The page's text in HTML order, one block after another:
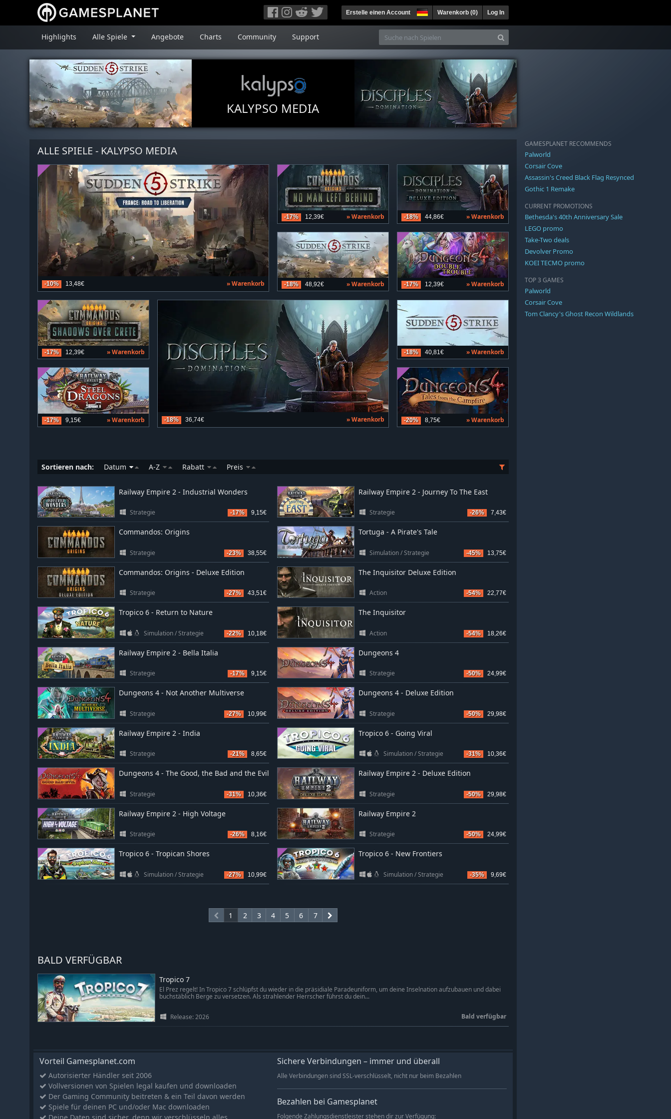
Erstelle einen Account Warenkorb (0) Log In
Highlights Alle Spiele Angebote Charts Community Support
KALYPSO MEDIA
ALLE SPIELE - KALYPSO MEDIA
-10% 13,48€ » Warenkorb
-17% 12,39€ » Warenkorb
-18% 48,92€ » Warenkorb
-18% 44,86€ » Warenkorb
-17% 12,39€ » Warenkorb
-17% 12,39€ » Warenkorb
-17% 9,15€ » Warenkorb -18% 36,74€ » Warenkorb
-18% 40,81€ » Warenkorb
-20% 8,75€ » Warenkorb
Sortieren nach: Datum A-Z Rabatt Preis
Railway Empire 2 - Industrial Wonders
Strategie -17% 9,15€
Commandos: Origins
Strategie -23% 38,55€
Commandos: Origins - Deluxe Edition
Strategie -27% 43,51€
Tropico 6 - Return to Nature
Simulation/ Strategie -22% 10,18€
Railway Empire 2 - Bella Italia
Strategie -17% 9,15€
Dungeons 4 - Not Another Multiverse
Strategie -27% 10,99€
Railway Empire 2 - India
Strategie -21% 8,65€
Dungeons 4 - The Good, the Bad and the Evil
Strategie -31% 10,36€
Railway Empire 2 - High Voltage
Strategie -26% 8,16€
Tropico 6 - Tropican Shores
Simulation/ Strategie -27% 10,99€
Railway Empire 2 - Journey To The East
Strategie -26% 7,43€
Tortuga - A Pirate's Tale
Simulation/ Strategie -45% 13,75€
The Inquisitor Deluxe Edition
Action -54% 22,77€
The Inquisitor
Action -54% 18,26€
Dungeons 4
Strategie -50% 24,99€
Dungeons 4 - Deluxe Edition
Strategie -50% 29,98€
Tropico 6 - Going Viral
Simulation/ Strategie -31% 10,36€
Railway Empire 2 - Deluxe Edition
Strategie -50% 29,98€
Railway Empire 2
Strategie -50% 24,99€
Tropico 6 - New Frontiers
Simulation/ Strategie -35% 9,69€
1 2 3 4 5 6 7
BALD VERFÜGBAR
Tropico 7
El Prez regelt! In Tropico 7 schlüpfst du wieder in die präsidiale Paradeuniform, um deine Inselnation aufzubauen und dabei
buchstäblich Berge zu versetzen. Als strahlender Herrscher führst du dein...
Release: 2026 Bald verfügbar
Vorteil Gamesplanet.com
Autorisierter Händler seit 2006
Vollversionen von Spielen legal kaufen und downloaden
Der Gaming Community beitreten & ein Teil davon werden
Spiele für deinen PC und/oder Mac downloaden
Sichere Verbindungen – immer und überall
Alle Verbindungen sind SSL-verschlüsselt, nicht nur beim Bezahlen
Bezahlen bei Gamesplanet
Folgende Zahlungsdienstleister stehen dir zur Verfügung:
GAMESPLANET RECOMMENDS
Palworld
Corsair Cove
Assassin's Creed Black Flag Resynced
Gothic 1 Remake
CURRENT PROMOTIONS
Bethesda's 40th Anniversary Sale
LEGO promo
Take-Two deals
Devolver Promo
KOEI TECMO promo
TOP 3 GAMES
Palworld
Corsair Cove
Tom Clancy's Ghost Recon Wildlands